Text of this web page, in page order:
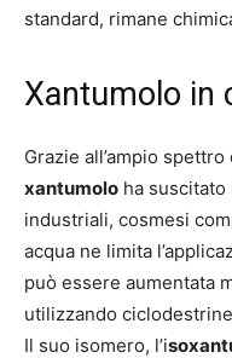
standard, rimane
Xantumolo in
Grazie all’ampio
xantumolo ha
industriali, cosmesi
acqua ne limita
può essere aumentata
utilizzando
Il suo isomero, l’i